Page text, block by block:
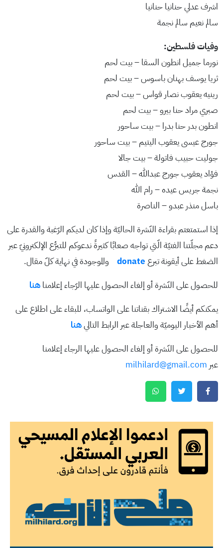
اشرف عدلي حنانيا حنانيا
سالم نعيم سالم نجمة
وفيات فلسطين:
نورما جميل انطون السقا – بيت لحم
ثريا يوسف بهنان باسوس – بيت لحم
رينيه يعقوب نصار قواس – بيت لحم
صبري مراد حنا بيرو – بيت لحم
انطون بدر حنا بدرا – بيت ساحور
جورج عيسى يعقوب اليتيم – بيت ساحور
جوليت حبيب فاتولة – بيت جالا
فؤاد يعقوب جورج عبدالله – القدس
نجمة جريس عيده – رام الله
باسل منذر عبدو – الناصرة
إذا استمتعتم بقراءة النّشرة الحاليّة وإذا كان لديكم الرّغبة والقدرة على
دعم مجلّتنا الفتيّة الّتي تواجه صعابًا كثيرةً ندعوكم للتبرُّع الإلكترونيّ عبر
الضغط على أيقونة تبرع donate
والموجودة في نهاية كلّ مقال.
للحصول على النّشرة أو إلغاء الحصول عليها الرّجاء إعلامنا هنا
يمكنكم أيضًا الاشتراك بقناتنا على الواتساب، للبقاء على اطلاع على
أهم الأخبار اليوميّة والعاجلة عبر الرابط التاليهنا
للحصول على النّشرة أو إلغاء الحصول عليها الرجاء إعلامنا
عبر milhilard@gmail.com